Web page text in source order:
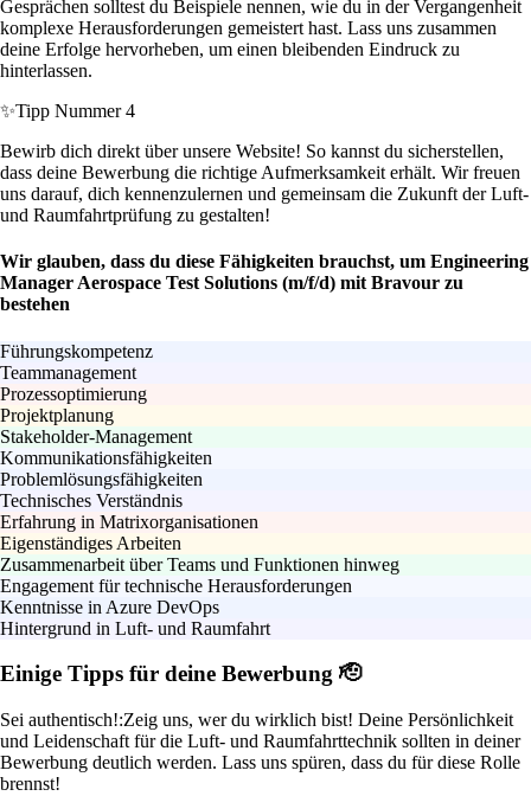
Gesprächen solltest du Beispiele nennen, wie du in der Vergangenheit
komplexe Herausforderungen gemeistert hast. Lass uns zusammen
deine Erfolge hervorheben, um einen bleibenden Eindruck zu
hinterlassen.
✨Tipp Nummer 4
Bewirb dich direkt über unsere Website! So kannst du sicherstellen,
dass deine Bewerbung die richtige Aufmerksamkeit erhält. Wir freuen
uns darauf, dich kennenzulernen und gemeinsam die Zukunft der Luft-
und Raumfahrtprüfung zu gestalten!
Wir glauben, dass du diese Fähigkeiten brauchst, um Engineering
Manager Aerospace Test Solutions (m/f/d) mit Bravour zu
bestehen
Führungskompetenz
Teammanagement
Prozessoptimierung
Projektplanung
Stakeholder-Management
Kommunikationsfähigkeiten
Problemlösungsfähigkeiten
Technisches Verständnis
Erfahrung in Matrixorganisationen
Eigenständiges Arbeiten
Zusammenarbeit über Teams und Funktionen hinweg
Engagement für technische Herausforderungen
Kenntnisse in Azure DevOps
Hintergrund in Luft- und Raumfahrt
Einige Tipps für deine Bewerbung 🫡
Sei authentisch!:Zeig uns, wer du wirklich bist! Deine Persönlichkeit
und Leidenschaft für die Luft- und Raumfahrttechnik sollten in deiner
Bewerbung deutlich werden. Lass uns spüren, dass du für diese Rolle
brennst!